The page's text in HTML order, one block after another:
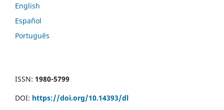
English
Español
Português
ISSN: 1980-5799
DOI: https://doi.org/10.14393/dl